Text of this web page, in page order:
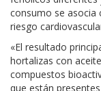
consumo se asocia
riesgo
«El resultado
hortalizas con
compuestos
que están